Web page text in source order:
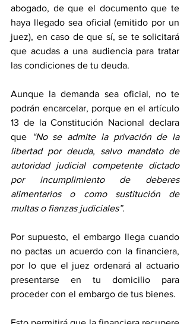
abogado, de que el documento que te
haya llegado sea oficial (emitido por un
juez), en caso de que sí, se te solicitará
que acudas a una audiencia para tratar
las condiciones de tu deuda.
Aunque la demanda sea oficial, no te
podrán encarcelar, porque en el artículo
13 de la Constitución Nacional declara
que
“No se admite la privación de la
libertad por deuda, salvo mandato de
autoridad judicial competente dictado
por incumplimiento de deberes
alimentarios o como sustitución de
multas o fianzas judiciales”.
Por supuesto, el embargo llega cuando
no pactas un acuerdo con la financiera,
por lo que el juez ordenará al actuario
presentarse en tu domicilio para
proceder con el embargo de tus bienes.